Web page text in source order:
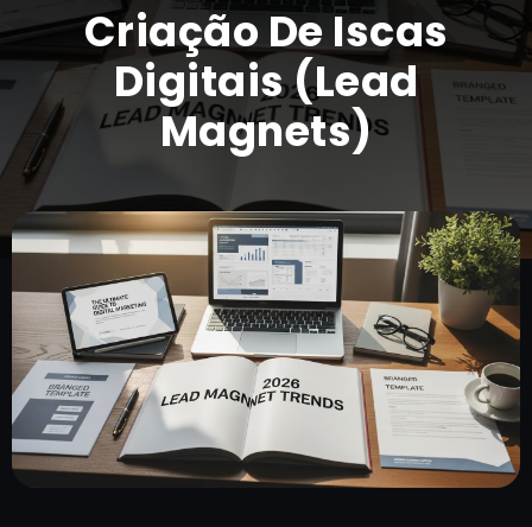
Criação De Iscas
Digitais (Lead
Magnets)